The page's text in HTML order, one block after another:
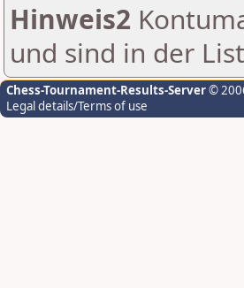
Hinweis2
und sind in der
Chess-Tournament-Results-Server©
Legal details/Terms of use